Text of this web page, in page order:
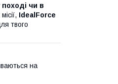
чи в
IdealForce
твого
на